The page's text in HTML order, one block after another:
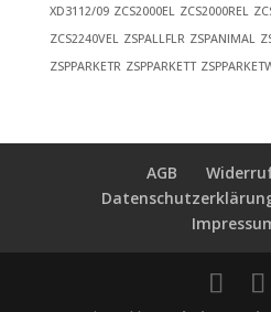
XD3112/09 ZCS2000EL ZCS2000REL
ZCS2240VEL ZSPALLFLR ZSPANIMAL
ZSPPARKETR ZSPPARKETT
AGB